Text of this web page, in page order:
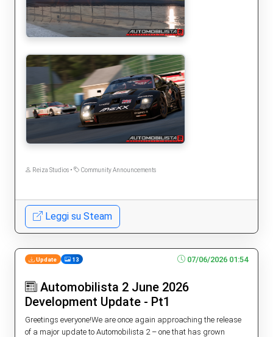
Reiza Studios • Community Announcements
Leggi su Steam
Update 13 07/06/2026 01:54
Automobilista 2 June 2026
Development Update - Pt1
Greetings everyone!We are once again approaching the release
of a major update to Automobilista 2 – one that has grown